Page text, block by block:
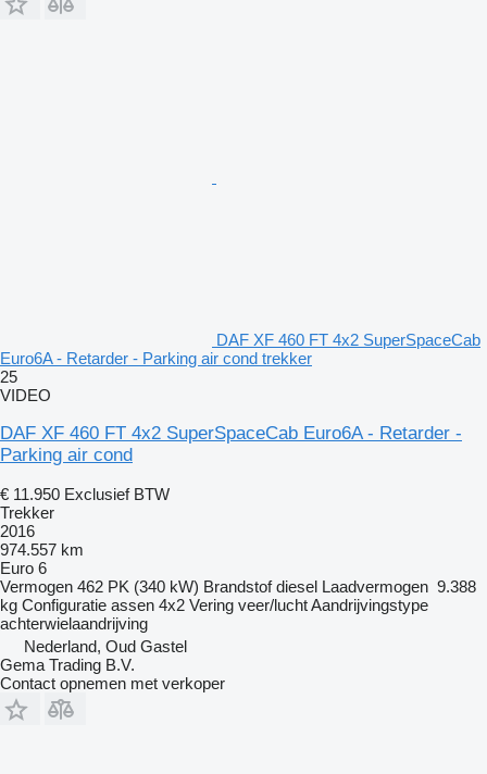
DAF XF 460 FT 4x2 SuperSpaceCab
Euro6A - Retarder - Parking air cond trekker
25
VIDEO
DAF XF 460 FT 4x2 SuperSpaceCab Euro6A - Retarder -
Parking air cond
€ 11.950 Exclusief BTW
Trekker
2016
974.557 km
Euro 6
Vermogen 462 PK (340 kW) Brandstof diesel Laadvermogen 9.388
kg Configuratie assen 4x2 Vering veer/luchtAandrijvingstype
achterwielaandrijving
Nederland, Oud Gastel
Gema Trading B.V.
Contact opnemen met verkoper